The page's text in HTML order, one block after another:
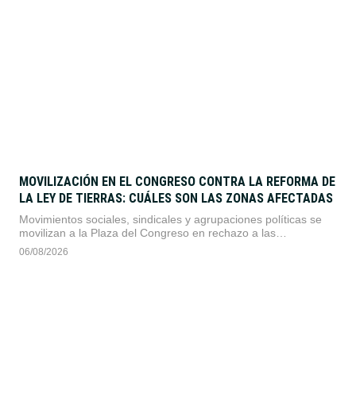
MOVILIZACIÓN EN EL CONGRESO CONTRA LA REFORMA DE
LA LEY DE TIERRAS: CUÁLES SON LAS ZONAS AFECTADAS
Movimientos sociales, sindicales y agrupaciones políticas se
movilizan a la Plaza del Congreso en rechazo a las
modificaciones impulsadas sobre la Ley de Tierras. Pese a la
06/08/2026